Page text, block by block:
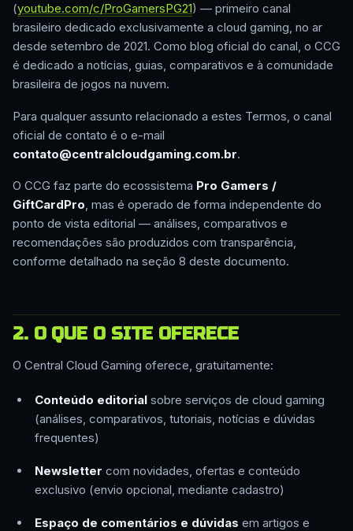
(youtube.com/c/ProGamersPG21) — primeiro canal
brasileiro dedicado exclusivamente a cloud gaming, no ar
desde setembro de 2021. Como blog oficial do canal, o CCG
é dedicado a notícias, guias, comparativos e à comunidade
brasileira de jogos na nuvem.
Para qualquer assunto relacionado a estes Termos, o canal
oficial de contato é o e-mail
contato@centralcloudgaming.com.br.
O CCG faz parte do ecossistema Pro Gamers /
GiftCardPro, mas é operado de forma independente do
ponto de vista editorial — análises, comparativos e
recomendações são produzidos com transparência,
conforme detalhado na seção 8 deste documento.
2. O QUE O SITE OFERECE
O Central Cloud Gaming oferece, gratuitamente:
Conteúdo editorialsobre serviços de cloud gaming
(análises, comparativos, tutoriais, notícias e dúvidas
frequentes)
Newsletter com novidades, ofertas e conteúdo
exclusivo (envio opcional, mediante cadastro)
Espaço de comentários e dúvidas em artigos e